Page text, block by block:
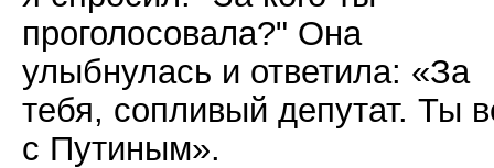
проголосовала?" Она
улыбнулась и ответила: «За
тебя, сопливый депутат. Ты
с Путиным».